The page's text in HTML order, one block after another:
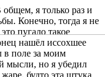
я только раз и
Конечно, тогда я не
пугало такое
нашёл иссохшее
в поле за моим
мысли, но я убедил